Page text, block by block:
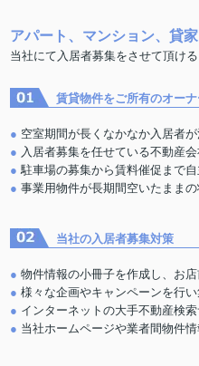
アパート、マンション、貸
当社にて入居者募集をさせて頂け
賃貸物件をご所有のオー
空室期間が長くなかなか入居者
入居者募集を任せている不動産
駐車場の募集から賃料催促まで
事業用物件が長期間空いたまま
当社の入居者募集対策
物件情報の小冊子を作成し、お
様々な企画やキャンペーンを行
インターネットの大手不動産検
当社ホームページや業者間物件